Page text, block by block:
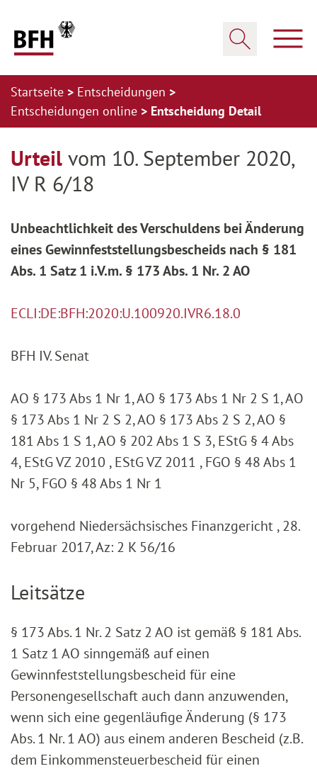
Startseite
Entscheidungen
Entscheidungen online
Entscheidung Detail
Urteil vom 10. September 2020,
IV R 6/18
Unbeachtlichkeit des Verschuldens bei Änderung
eines Gewinnfeststellungsbescheids nach § 181
Abs. 1 Satz 1 i.V.m. § 173 Abs. 1 Nr. 2 AO
ECLI:DE:BFH:2020:U.100920.IVR6.18.0
BFH IV. Senat
AO § 173 Abs 1 Nr 1, AO § 173 Abs 1 Nr 2 S 1, AO
§ 173 Abs 1 Nr 2 S 2, AO § 173 Abs 2 S 2, AO §
181 Abs 1 S 1, AO § 202 Abs 1 S 3, EStG § 4 Abs
4, EStG VZ 2010 , EStG VZ 2011 , FGO § 48 Abs 1
Nr 5, FGO § 48 Abs 1 Nr 1
vorgehend Niedersächsisches Finanzgericht , 28.
Februar 2017, Az: 2 K 56/16
Leitsätze
§ 173 Abs. 1 Nr. 2 Satz 2 AO ist gemäß § 181 Abs.
1 Satz 1 AO sinngemäß auf einen
Gewinnfeststellungsbescheid für eine
Personengesellschaft auch dann anzuwenden,
wenn sich eine gegenläufige Änderung (§ 173
Abs. 1 Nr. 1 AO) aus einem anderen Bescheid (z.B.
dem Einkommensteuerbescheid für einen